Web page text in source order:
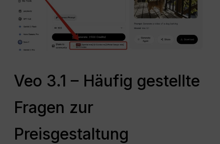
Veo 3.1 – Häufig gestellte
Fragen zur
Preisgestaltung